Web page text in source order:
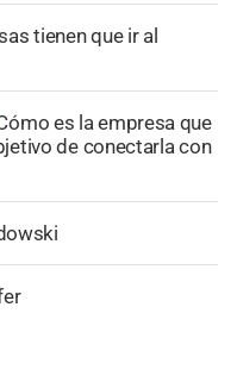
tienen que ir al
es la empresa que
de conectarla con